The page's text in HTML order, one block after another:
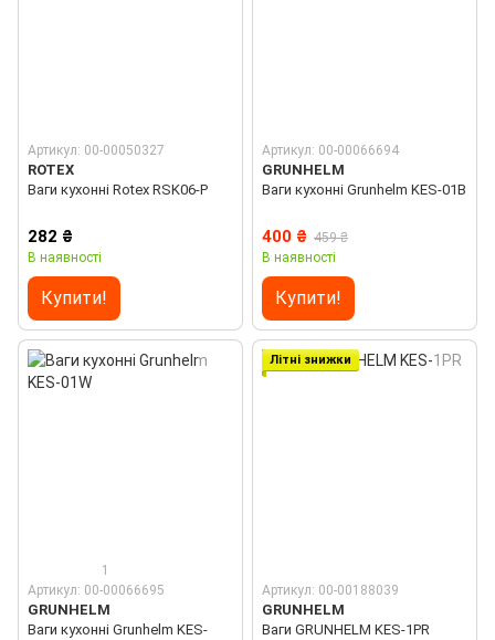
Артикул: 00-00050327
ROTEX
Ваги кухонні Rotex RSK06-P
282 ₴
В наявності
Купити!
Артикул: 00-00066694
GRUNHELM
Ваги кухонні Grunhelm KES-01B
400 ₴ 459 ₴
В наявності
Купити!
1
Артикул: 00-00066695
GRUNHELM
Ваги кухонні Grunhelm KES-
Літні знижки
Артикул: 00-00188039
GRUNHELM
Ваги GRUNHELM KES-1PR